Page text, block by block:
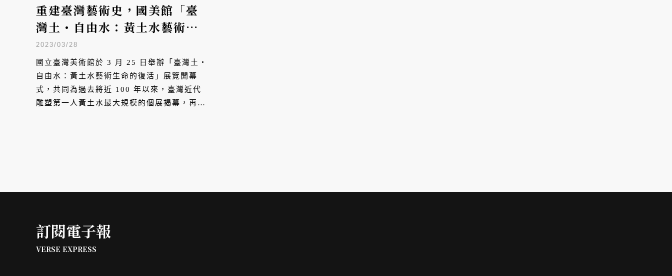
重建臺灣藝術史，國美館「臺
灣土・自由水：黃土水藝術生
命的復活」盛大開展
2023/03/28
國立臺灣美術館於 3 月 25 日舉辦「臺灣土・
自由水：黃土水藝術生命的復活」展覽開幕
式，共同為過去將近 100 年以來，臺灣近代
雕塑第一人黃土水最大規模的個展揭幕，再現
訂閱電子報
VERSE EXPRESS